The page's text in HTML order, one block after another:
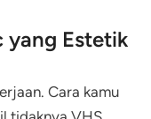
yang Estetik
Cara kamu